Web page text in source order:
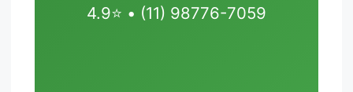
4.9⭐ • (11) 98776-7059